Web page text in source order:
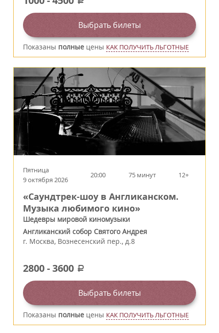
Выбрать билеты
Показаны полные цены КАК ПОЛУЧИТЬ ЛЬГОТНЫЕ
Пятница
9 октября 2026
20:00 75 минут 12+
«Саундтрек-шоу в Англиканском.
Музыка любимого кино»
Шедевры мировой киномузыки
Англиканский собор Святого Андрея
г. Москва, Вознесенский пер., д.8
2800-3600 a
Выбрать билеты
Показаны полные цены КАК ПОЛУЧИТЬ ЛЬГОТНЫЕ